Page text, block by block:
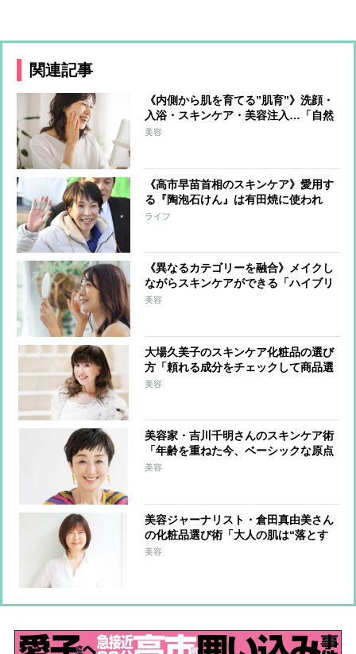
関連記事
《内側から肌を育てる”肌育”》洗顔・
入浴・スキンケア・美容注入…「自然
な美しさ」をコツコツ育む方法を美の
美容
《高市早苗首相のスキンケア》愛用す
る『陶泡石けん』は有田焼に使われ
る“陶土”が原材料 陶土の粘着力が毛
ライフ
《異なるカテゴリーを融合》メイクし
ながらスキンケアができる「ハイブリ
ッドコスメ」が新たに注目 各社で開
美容
大場久美子のスキンケア化粧品の選び
方「頼れる成分をチェックして商品選
びをしています」愛用する”女神肌”に
美容
美容家・吉川千明さんのスキンケア術
「年齢を重ねた今、ベーシックな原点
に戻りました」愛用するお茶の本格オ
美容
美容ジャーナリスト・倉田真由美さん
の化粧品選び術「大人の肌は“落とす
ケア”と“与えるケア”を丁寧に」愛用
美容